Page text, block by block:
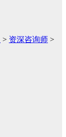
> 资深咨询师 >